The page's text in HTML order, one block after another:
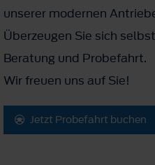
unserer modernen
Überzeugen Sie sich
Beratung und Probefahrt.
Wir freuen uns auf Sie!
Jetzt Probefahrt buchen